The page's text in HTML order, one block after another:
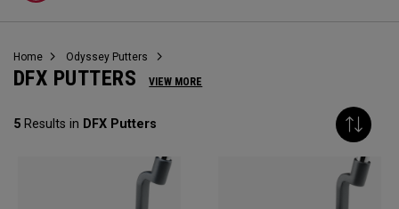
Callaway
Golf
Home Odyssey Putters
DFX PUTTERS VIEW MORE
5 Results in DFX Putters